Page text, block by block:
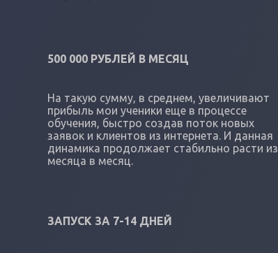
500 000 РУБЛЕЙ В МЕСЯЦ
На такую сумму, в среднем, увеличивают
прибыль мои ученики еще в процессе
обучения, быстро создав поток новых
заявок и клиентов из интернета. И данная
динамика продолжает стабильно расти из
месяца в месяц.
ЗАПУСК ЗА 7-14 ДНЕЙ